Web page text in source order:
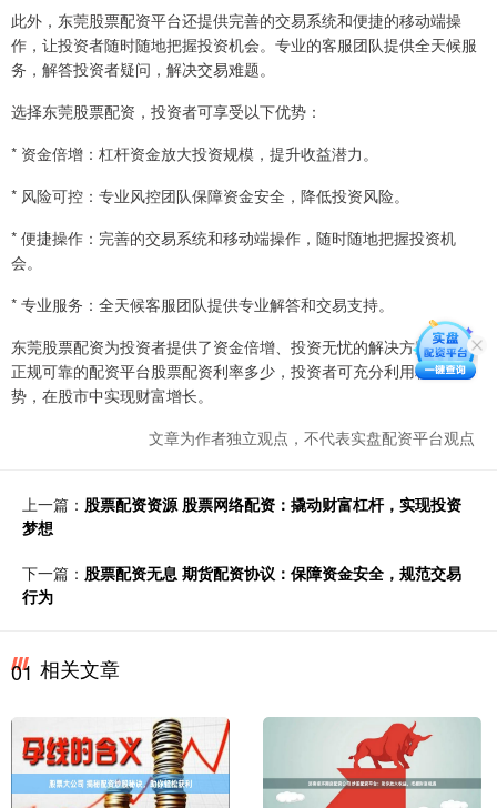
此外，东莞股票配资平台还提供完善的交易系统和便捷的移动端操
作，让投资者随时随地把握投资机会。专业的客服团队提供全天候服
务，解答投资者疑问，解决交易难题。
选择东莞股票配资，投资者可享受以下优势：
* 资金倍增：杠杆资金放大投资规模，提升收益潜力。
* 风险可控：专业风控团队保障资金安全，降低投资风险。
* 便捷操作：完善的交易系统和移动端操作，随时随地把握投资机
会。
* 专业服务：全天候客服团队提供专业解答和交易支持。
东莞股票配资为投资者提供了资金倍增、投资无忧的解决方案。选择
正规可靠的配资平台股票配资利率多少，投资者可充分利用杠杆优
势，在股市中实现财富增长。
文章为作者独立观点，不代表实盘配资平台观点
上一篇： 股票配资资源 股票网络配资：撬动财富杠杆，实现投资
梦想
下一篇： 股票配资无息 期货配资协议：保障资金安全，规范交易
行为
01 相关文章